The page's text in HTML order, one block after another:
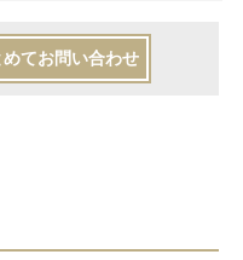
めてお問い合わせ